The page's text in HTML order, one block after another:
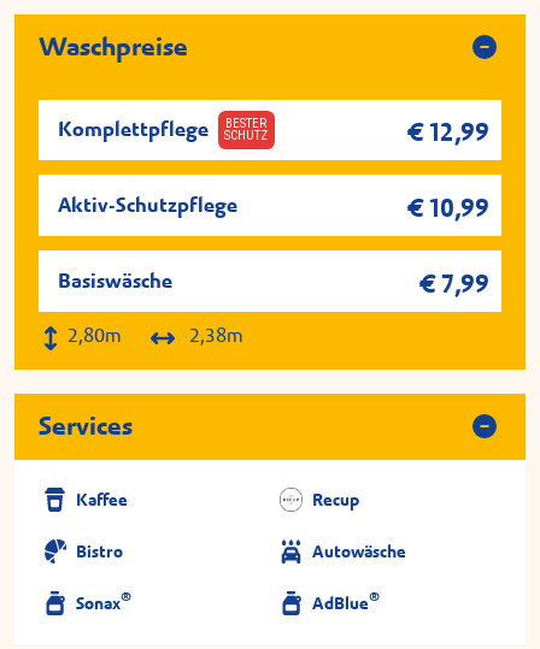
Waschpreise
Komplettpflege BESTER
SCHUTZ € 12,99
Aktiv-Schutzpflege € 10,99
Basiswäsche € 7,99
2,80m 2,38m
Services
Kaffee Recup
Bistro Autowäsche
Sonax® AdBlue®